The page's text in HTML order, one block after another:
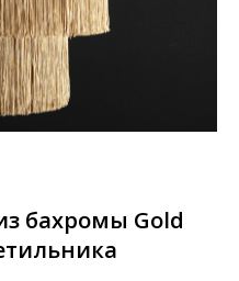
бахромы Gold